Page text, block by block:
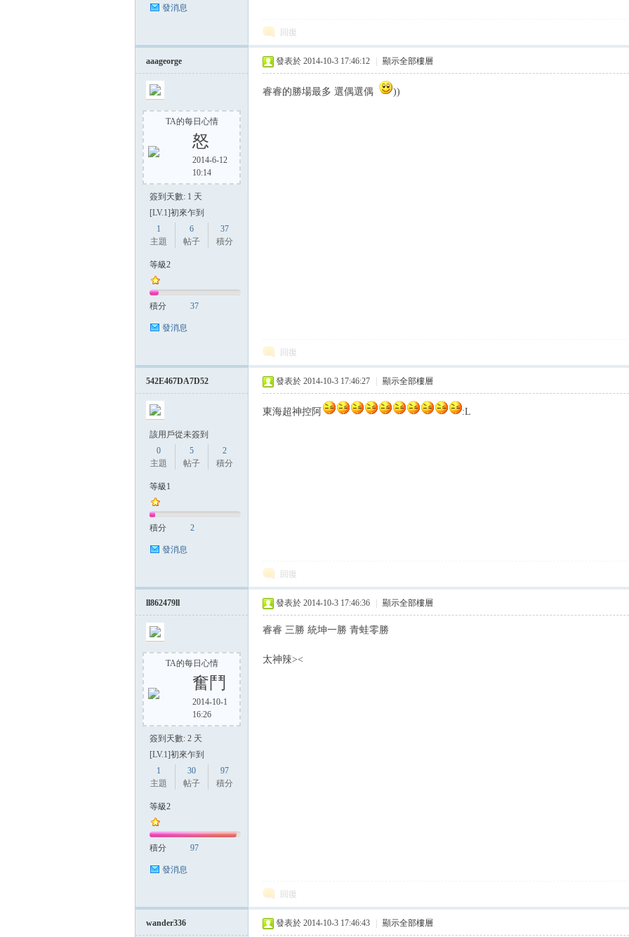
發消息
回復
aaageorge
TA的每日心情
怒
2014-6-12
10:14
簽到天數: 1 天
[LV.1]初來乍到
1
主題
6
帖子
37
積分
等級2
積分 37
發消息
發表於 2014-10-3 17:46:12 顯示全部樓層
睿睿的勝場最多 選偶選偶 ))
回復
542E467DA7D52
該用戶從未簽到
0
主題
5
帖子
2
積分
等級1
積分 2
發消息
發表於 2014-10-3 17:46:27 顯示全部樓層
東海超神控阿 :L
回復
ll862479ll
TA的每日心情
奮鬥
2014-10-1
16:26
簽到天數: 2 天
[LV.1]初來乍到
1
主題
30
帖子
97
積分
等級2
積分 97
發消息
發表於 2014-10-3 17:46:36 顯示全部樓層
睿睿 三勝 統坤一勝 青蛙零勝
太神辣><
回復
wander336 發表於 2014-10-3 17:46:43 顯示全部樓層